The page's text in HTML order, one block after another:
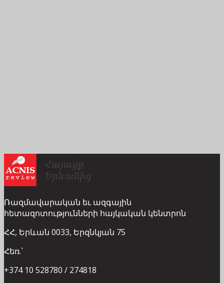
Ռազմավարական եւ ազգային
հետազոտությունների հայկական կենտրոն
ՀՀ, Երևան 0033, Երզնկյան 75
Հեռ.՝
+374 10 528780 / 274818